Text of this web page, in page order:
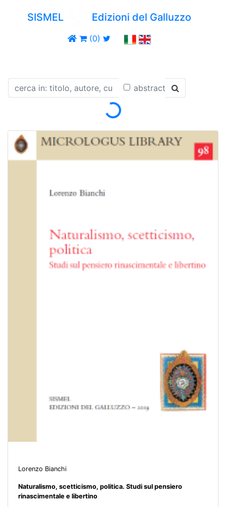
SISMEL Edizioni del Galluzzo
(0)
abstract
Loading...
Lorenzo Bianchi
Naturalismo, scetticismo, politica. Studi sul pensiero
rinascimentale e libertino